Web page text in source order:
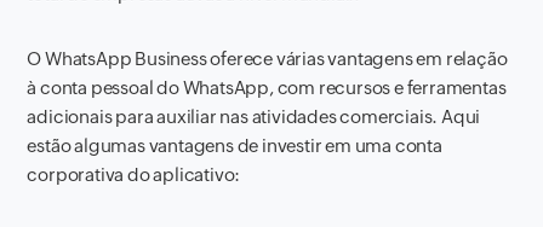
O WhatsApp Business oferece várias vantagens em relação
à conta pessoal do WhatsApp, com recursos e ferramentas
adicionais para auxiliar nas atividades comerciais. Aqui
estão algumas vantagens de investir em uma conta
corporativa do aplicativo: